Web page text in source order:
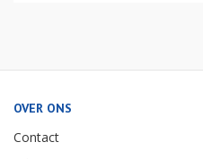
OVER ONS
Contact